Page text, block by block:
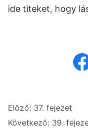
ide titeket, hogy
Előző: 37. fejezet
Következő: 39.